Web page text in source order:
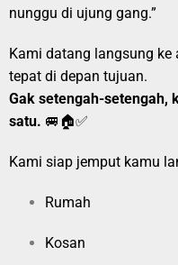
nunggu di ujung gang.”
Kami datang langsung
tepat di depan tujuan.
Gak setengah-setengah,
satu. 🚐🏠✅
Kami siap jemput kamu
Rumah
Kosan